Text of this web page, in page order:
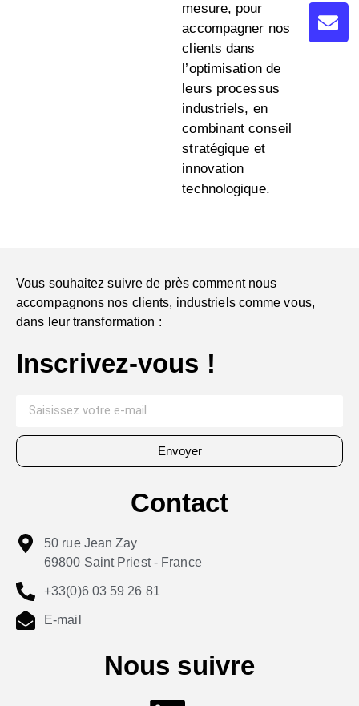
mesure, pour
accompagner nos
clients dans
l’optimisation de
leurs processus
industriels, en
combinant conseil
stratégique et
innovation
technologique.
Vous souhaitez suivre de près comment nous
accompagnons nos clients, industriels comme vous,
dans leur transformation :
Inscrivez-vous !
Envoyer
Contact
50 rue Jean Zay
69800 Saint Priest - France
+33(0)6 03 59 26 81
E-mail
Nous suivre